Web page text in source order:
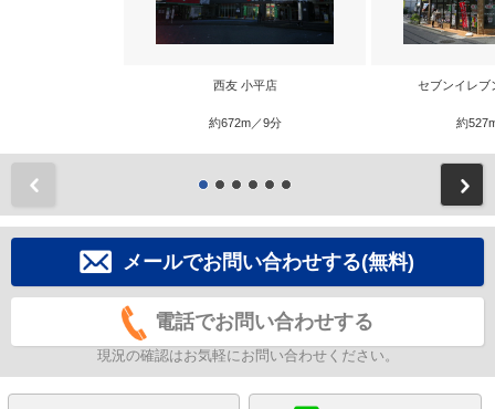
西友 小平店
約672m／9分
セブンイレブ
約
メールでお問い合わせする(無料)
電話でお問い合わせする
現況の確認はお気軽にお問い合わせください。